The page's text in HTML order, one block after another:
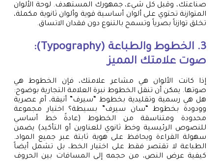
صناعتك، وقبل كل شيء، جمهورك المستهدف. لوحة الألوان
المتوازنة تحتوي على ألوان أساسية قوية وألوان ثانوية مكملة،
تخلق توازناً بصرياً وتسمح بالتنوع دون فقدان الاتساق.
3. الخطوط والطباعة (Typography):
صوت علامتك المميز
إذا كانت الألوان هي مشاعر علامتك، فإن الخطوط هي
صوتها. يمكن أن تنقل الخطوط نبرة العلامة التجارية بوضوح:
هل هي رسمية وتقليدية بخطوط “سيرف” أنيقة، أم عصرية
وودودة بخطوط “سان سيرف” بسيطة؟ اختيار مجموعة
محدودة ومتناسقة من الخطوط (عادةً خط أساسي
للنصوص الرئيسية وخط ثانوي للعناوين أو التأكيد) يضمن
سهولة القراءة ويحافظ على هوية ثابتة عبر جميع المواد.
الطباعة لا تقتصر فقط على اختيار الخط، بل تشمل أيضاً
كيفية عرض النص، من حجمه إلى المسافات بين الحروف